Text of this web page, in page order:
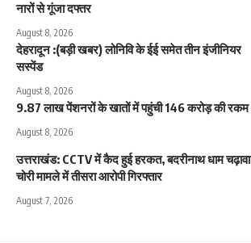
नारों से गूंजा दफ्तर
August 8, 2026
देहरादून :(बड़ी खबर) लोनिवि के ईई समेत तीन इंजीनियर
सस्पेंड
August 8, 2026
9.87 लाख पेंशनरों के खातों में पहुंची 146 करोड़ की रकम
August 8, 2026
उत्तराखंड: CCTV में कैद हुई हरकत, बदरीनाथ धाम चढ़ावा
चोरी मामले में तीसरा आरोपी गिरफ्तार
August 7, 2026